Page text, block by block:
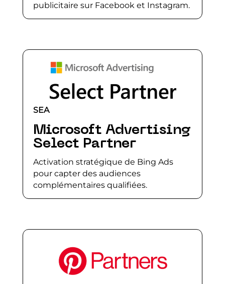
publicitaire sur Facebook et Instagram.
SEA
Microsoft Advertising
Select Partner
Activation stratégique de Bing Ads
pour capter des audiences
complémentaires qualifiées.